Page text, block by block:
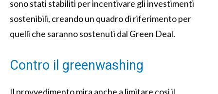
sono stati stabiliti per incentivare gli investimenti
sostenibili, creando un quadro di riferimento per
quelli che saranno sostenuti dal Green Deal.
Contro il greenwashing
Il provvedimento mira anche a limitare così il